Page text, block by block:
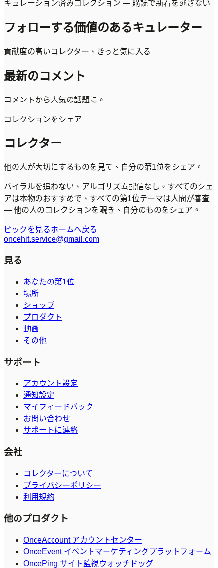
キュレーション済みコレクション — 購読で新着を逃さない
フォローする価値のあるキュレーター
貢献度の高いコレクター、きっと気に入る
最新のコメント
コメントから人気の話題に。
コレクションをシェア
コレクター
他の人が大切にするものを見て、自分の第1位をシェア。
バイラルを追わない、アルゴリズム配信なし。すべてのシェ
アは本物のおすすめで、すべての第1位テーマは人間が審査
— 他の人のコレクションを覗き、自分のものをシェア。
ピックを見るホームへ戻る
oncehit.service@gmail.com
見る
あなたの第1位
場所
ショップ
プロダクト
動画
その他
サポート
アカウント設定
通知設定
マイフィードバック
お問い合わせ
サポートに連絡
会社
コレクターについて
プライバシーポリシー
利用規約
他のプロダクト
OnceAccount アカウントセンター
OnceEvent イベントマーケティングプラットフォーム
OncePing サイト監視ウォッチドッグ